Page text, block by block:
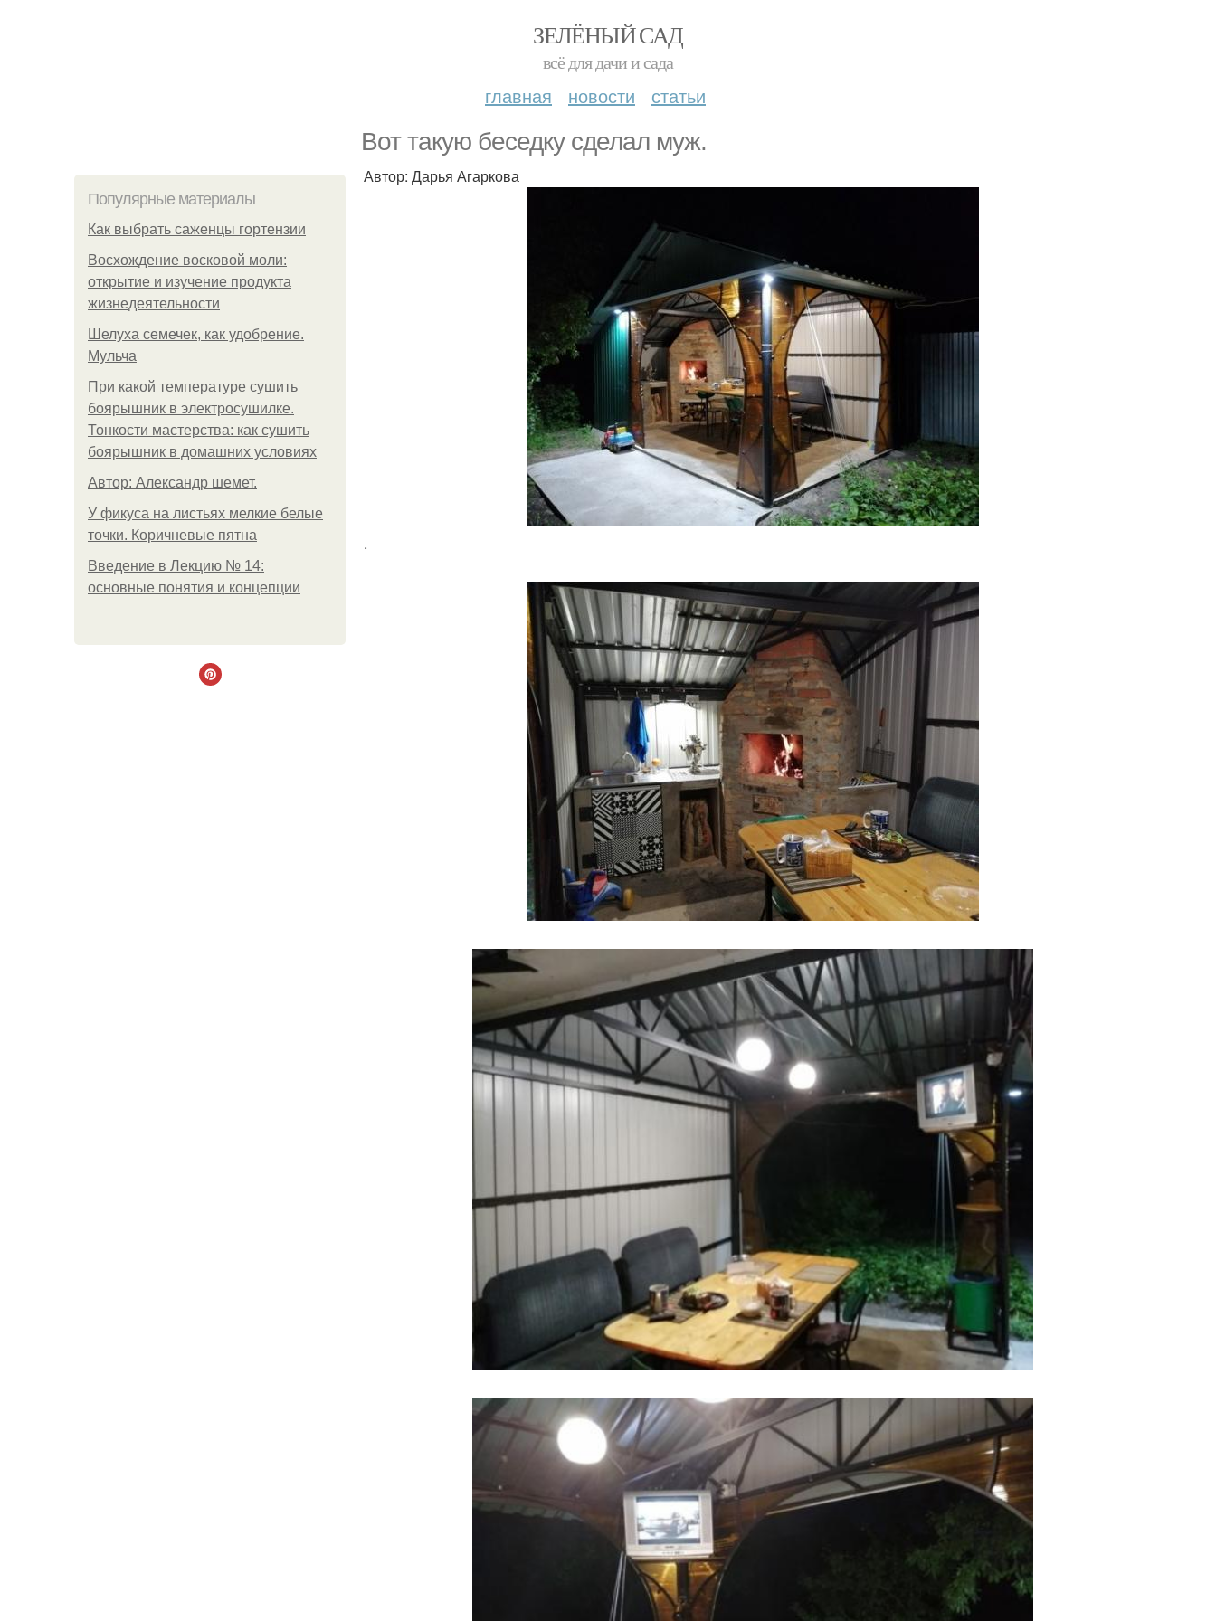
ЗЕЛЁНЫЙ САД
всё для дачи и сада
главная новости статьи
Вот такую беседку сделал муж.
Популярные материалы
Как выбрать саженцы гортензии
Восхождение восковой моли:
открытие и изучение продукта
жизнедеятельности
Шелуха семечек, как удобрение.
Мульча
При какой температуре сушить
боярышник в электросушилке.
Тонкости мастерства: как сушить
боярышник в домашних условиях
Автор: Александр шемет.
У фикуса на листьях мелкие белые
точки. Коричневые пятна
Введение в Лекцию № 14:
основные понятия и концепции
Автор: Дарья Агаркова
.